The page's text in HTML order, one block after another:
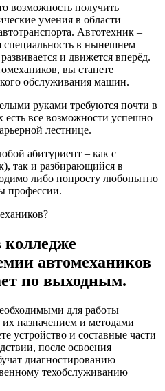
возможность получить
умения в области
Автотехник –
специальность в нынешнем
и движется вперёд.
вы станете
обслуживания машин.
руками требуются почти в
все возможности успешно
лестнице.
абитуриент – как с
так и разбирающийся в
либо попросту любопытно
профессии.
автомехаников
по выходным.
для работы
назначением и методами
устройство и составные части
после освоения
диагностированию
техобслуживанию